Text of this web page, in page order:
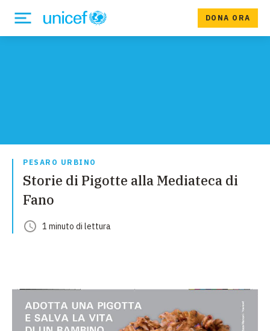
DONA ORA
PESARO URBINO
Storie di Pigotte alla Mediateca di
Fano
1 minuto di lettura